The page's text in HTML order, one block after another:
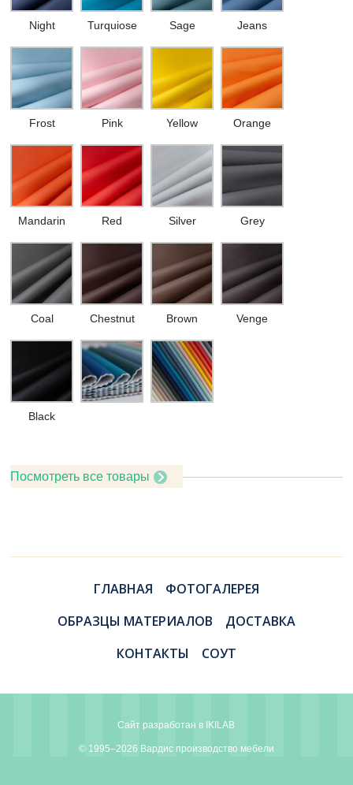
Night Turquiose Sage Jeans
Frost Pink Yellow Orange
Mandarin Red Silver Grey
Coal Chestnut Brown Venge
Black
Посмотреть все товары
ГЛАВНАЯ
ФОТОГАЛЕРЕЯ
ОБРАЗЦЫ МАТЕРИАЛОВ
ДОСТАВКА
КОНТАКТЫ
СОУТ
Сайт разработан в IKILAB
© 1995–2026 Вардис производство мебели